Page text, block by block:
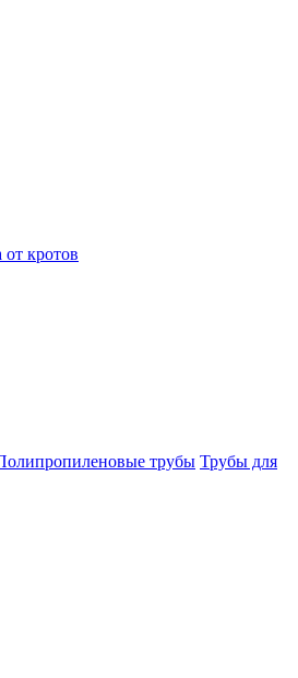
от кротов
трубы Трубы для